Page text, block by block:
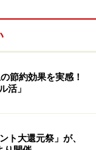
ポイントを獲得
これはオトク！
節約効果を実感！
活」
ト大還元祭」が、